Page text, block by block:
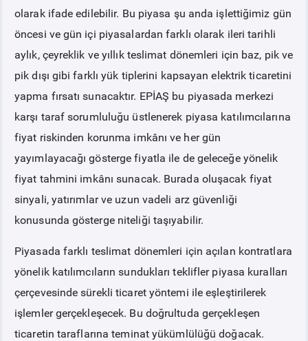
olarak ifade edilebilir. Bu piyasa şu anda işlettiğimiz gün
öncesi ve gün içi piyasalardan farklı olarak ileri tarihli
aylık, çeyreklik ve yıllık teslimat dönemleri için baz, pik ve
pik dışı gibi farklı yük tiplerini kapsayan elektrik ticaretini
yapma fırsatı sunacaktır. EPİAŞ bu piyasada merkezi
karşı taraf sorumluluğu üstlenerek piyasa katılımcılarına
fiyat riskinden korunma imkânı ve her gün
yayımlayacağı gösterge fiyatla ile de geleceğe yönelik
fiyat tahmini imkânı sunacak. Burada oluşacak fiyat
sinyali, yatırımlar ve uzun vadeli arz güvenliği
konusunda gösterge niteliği taşıyabilir.
Piyasada farklı teslimat dönemleri için açılan kontratlara
yönelik katılımcıların sundukları teklifler piyasa kuralları
çerçevesinde sürekli ticaret yöntemi ile eşleştirilerek
işlemler gerçekleşecek. Bu doğrultuda gerçekleşen
ticaretin taraflarına teminat yükümlülüğü doğacak.